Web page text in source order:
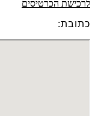
לרכישת הכרטיסים
כתובת: